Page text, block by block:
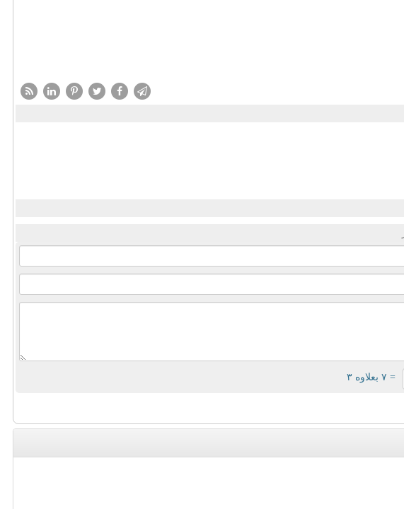
= ۷ بعلاوه ۳